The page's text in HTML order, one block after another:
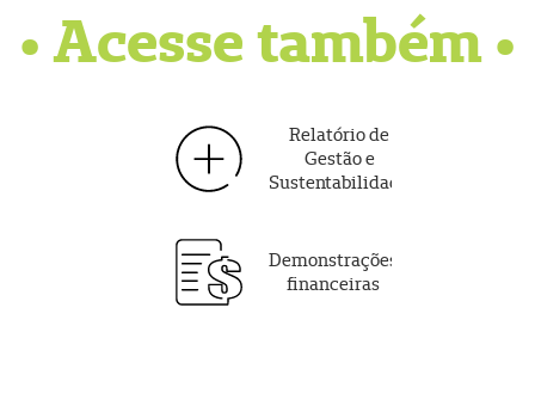
• Acesse também •
Relatório de
Gestão e
Sustentabilidade
Demonstrações
financeiras